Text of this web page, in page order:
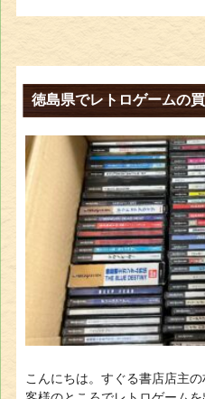
徳島県でレトロゲームの
こんにちは。すぐる書店店主